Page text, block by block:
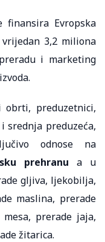
finansira Evropska
3,2 miliona
i marketing
preduzetnici,
srednja preduzeća,
odnose na
prehranu a u
gljiva, ljekobilja,
maslina, prerade
prerade jaja,
žitarica.